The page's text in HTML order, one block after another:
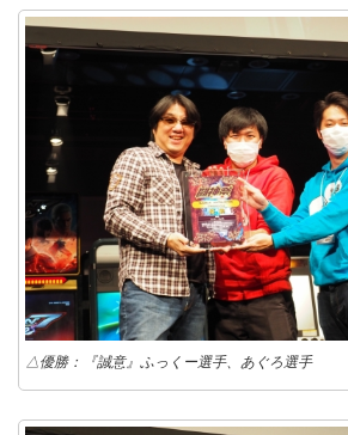
△優勝：『誠意』ふっくー選手、あぐろ選手